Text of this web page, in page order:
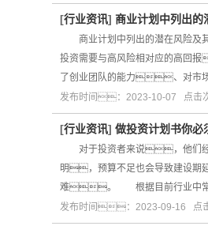
[行业资讯] 商业计划中列出的
商业计划中列出的潜在风险
投资需要与高风险相对应的高
了创业团队的能力、对市
发布时间：2023-10-07 点
[行业资讯] 做投资计划书你必
对于投资者来说，他们经
明，预算不足也会导致建设
难。 根据目前行业中常
发布时间：2023-09-16